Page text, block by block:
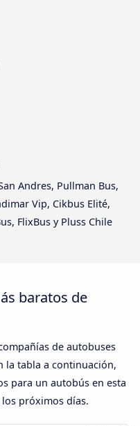
Andres, Pullman Bus,
Vip, Cikbus Elité,
FlixBus y Pluss Chile
baratos de
de autobuses
la tabla a continuación,
para un autobús en esta
los próximos días.